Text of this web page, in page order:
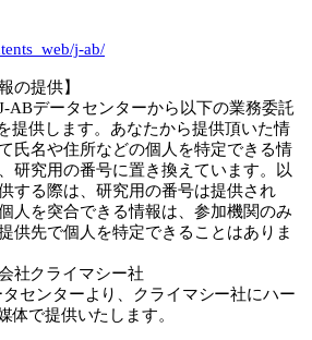
j-ab/
の提供】
データセンターから以下の業務委託
提供します。あなたから提供頂いた情
氏名や住所などの個人を特定できる情
研究用の番号に置き換えています。以
する際は、研究用の番号は提供され
人を突合できる情報は、参加機関のみ
供先で個人を特定できることはありま
社クライマシー社
タセンターより、クライマシー社にハー
体で提供いたします。